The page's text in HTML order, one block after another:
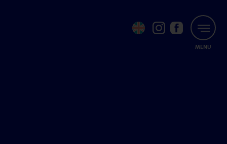
MENU